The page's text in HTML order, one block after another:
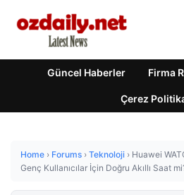
Güncel Haberler Firma
Çerez
Home › Forums › Teknoloji › Huawei
Genç Kullanıcılar İçin Doğru Akıllı Saat